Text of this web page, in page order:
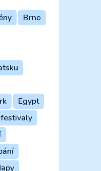
Brno
Egypt